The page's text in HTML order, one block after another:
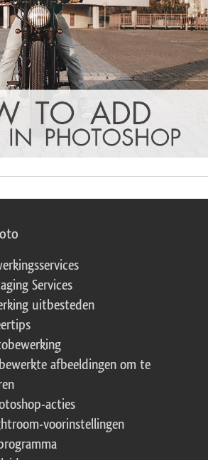
Services
uitbesteden
afbeeldingen om te
acties
voorinstellingen